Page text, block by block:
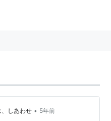
しあわせ • 5年前